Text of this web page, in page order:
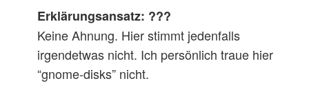
Erklärungsansatz: ???
Keine Ahnung. Hier stimmt jedenfalls
irgendetwas nicht. Ich persönlich traue hier
“gnome-disks” nicht.